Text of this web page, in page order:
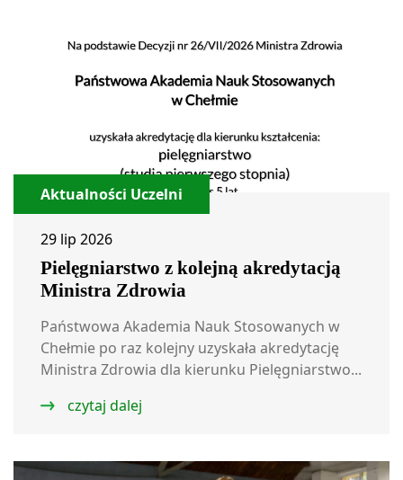
Aktualności Uczelni
29 lip 2026
Pielęgniarstwo z kolejną akredytacją
Ministra Zdrowia
Państwowa Akademia Nauk Stosowanych w
Chełmie po raz kolejny uzyskała akredytację
Ministra Zdrowia dla kierunku Pielęgniarstwo...
czytaj dalej